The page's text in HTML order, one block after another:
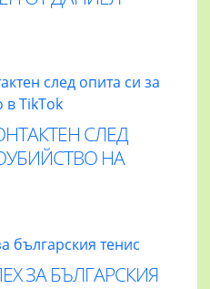
СЛЕД
НА
ЗА БЪЛГАРСКИЯ